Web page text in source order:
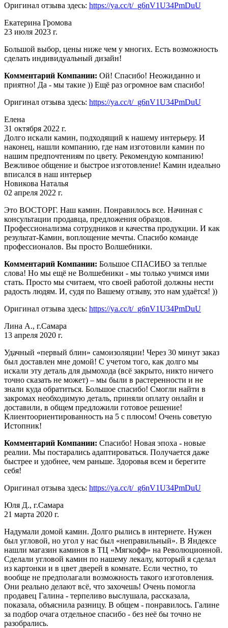
Оригинал отзыва здесь: https://ya.cc/t/_g6nV1U34PmDuU
Екатерина Громова
23 июля 2023 г.
Большой выбор, цены ниже чем у многих. Есть возможность
сделать индивидуальный дизайн!
Комментарий Компании: Ой! Спасибо! Неожиданно и
приятно! Да - мы такие )) Ещё раз огромное вам спасибо!
Оригинал отзыва здесь: https://ya.cc/t/_g6nV1U34PmDuU
Елена
31 октября 2022 г.
Долго искали камин, подходящий к нашему интерьеру. И
наконец, нашли компанию, где нам изготовили камин по
нашим предпочтениям по цвету. Рекомендую компанию!
Вежливое общение и быстрое изготовление! Камин идеально
вписался в наш интерьер
Новикова Наталья
02 апреля 2022 г.
Это ВОСТОРГ. Наш камин. Понравилось все. Начиная с
консультации продавца, предложения образцов.
Профессионализма сотрудников и качества продукции. И как
результат-Камин, воплощение мечты. Спасибо команде
профессионалов. Вы просто Волшебники.
Комментарий Компании: Большое СПАСИБО за теплые
слова! Но мы ещё не Волшебники - мы только учимся ими
стать. Просто мы считаем, что своей работой должны нести
радость людям. И, судя по Вашему отзыву, это нам удаётся! ))
Оригинал отзыва здесь: https://ya.cc/t/_g6nV1U34PmDuU
Лина А., г.Самара
13 апреля 2020 г.
Удачный «первый блин» самоизоляции! Через 30 минут заказ
был доставлен мне домой! С учетом того, как долго мы
искали эту деталь для дымохода (всё закрыто, никто ничего
точно сказать не может) – мы были в растеренности и не
знали куда обратиться. Большое спасибо! Смогли найти в
закромах необходимую деталь, приняли оплату онлайн и
доставили, в общем предложили готовое решение!
Клиентоориентированность на 5 с плюсом! Очень советую
Истопник!
Комментарий Компании: Спасибо! Новая эпоха - новые
реалии. Мы постарались адаптироваться. Получается даже
быстрее и удобнее, чем раньше. Здоровья всем и берегите
себя!
Оригинал отзыва здесь: https://ya.cc/t/_g6nV1U34PmDuU
Юля Д., г.Самара
21 марта 2020 г.
Надумали домой камин. Долго рылись в интернете. Нужен
был угловой, но угол у нас был «неправильный». В Яндексе
нашли магазин каминов в ТЦ «Мягкофф» на Революционной.
Сделали угловой камин по нашему лекалу, который я сделал
из картонки и в цвет дверей в комнате. Если честно, то
вообще не предполагали возможность такого изготовления.
Они реально делают всё, что захочешь! Очень помогла
продавец Галина - терпеливо выслушала, рассказала,
показала, объяснила разницу. В общем - понравилось. Галине
за подбор очага отдельное спасибо - без неё бы точно не
разобрались.